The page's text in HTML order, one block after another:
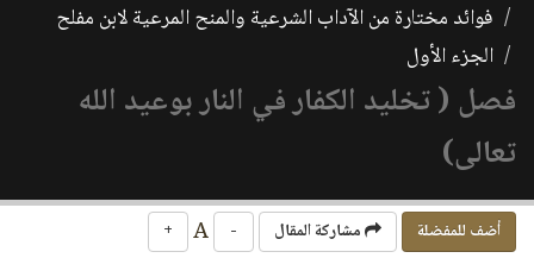
فوائد مختارة من الآداب الشرعية والمنح المرعية لابن مفلح
الجزء الأول
فصل ( تخليد الكفار في النار بوعيد الله
تعالى)
أضف للمفضلة مشاركة المقال -
+